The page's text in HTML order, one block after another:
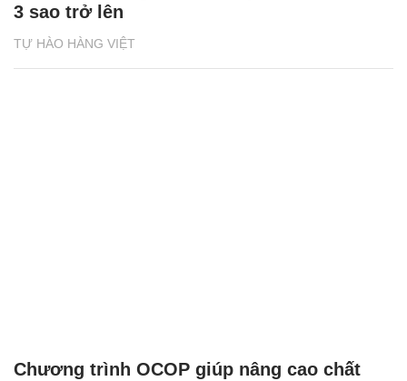
TỰ HÀO HÀNG VIỆT
3 sao trở lên
Chương trình OCOP giúp nâng cao chất